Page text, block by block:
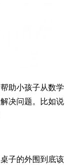
助小孩子从数学
决问题。比如说
子的外围到底该